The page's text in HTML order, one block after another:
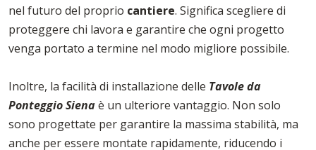
nel futuro del proprio cantiere. Significa scegliere di
proteggere chi lavora e garantire che ogni progetto
venga portato a termine nel modo migliore possibile.
Inoltre, la facilità di installazione delle Tavole da
Ponteggio Sienaè un ulteriore vantaggio. Non solo
sono progettate per garantire la massima stabilità, ma
anche per essere montate rapidamente, riducendo i